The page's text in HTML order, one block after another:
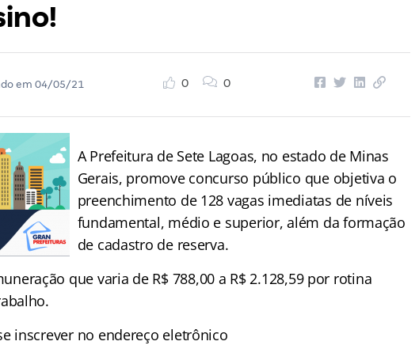
em 04/05/21
0 0
A Prefeitura de Sete Lagoas, no estado de Minas
Gerais, promove concurso público que objetiva o
preenchimento de 128 vagas imediatas de níveis
fundamental, médio e superior, além da formação
de cadastro de reserva.
que varia de R$ 788,00 a R$ 2.128,59 por rotina
inscrever no endereço eletrônico